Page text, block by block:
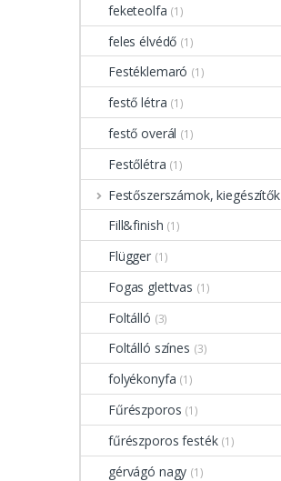
feketeolfa (1)
feles élvédő (1)
Festéklemaró (1)
festő létra (1)
festő overál (1)
Festőlétra (1)
Festőszerszámok, kiegészítők
Fill&finish (1)
Flügger (1)
Fogas glettvas (1)
Foltálló (3)
Foltálló színes (3)
folyékonyfa (1)
Fűrészporos (1)
fűrészporos festék (1)
gérvágó nagy (1)